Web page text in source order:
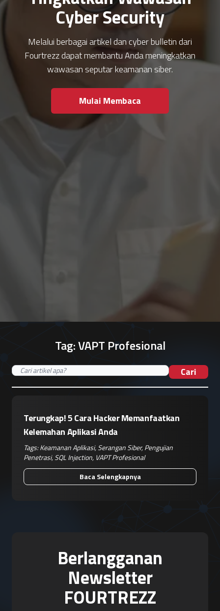
Cyber Security
Melalui berbagai artikel dan cyber bulletin dari
Fourtrezz dapat membantu Anda meningkatkan
wawasan seputar keamanan siber.
Mulai Membaca
Tag:VAPT Profesional
Cari
Terungkap! 5 Cara Hacker Memanfaatkan
Kelemahan Aplikasi Anda
Tags:Keamanan Aplikasi,Serangan Siber,Pengujian
Penetrasi,SQL Injection, VAPT Profesional
Baca Selengkapnya
Berlangganan
Newsletter
FOURTREZZ